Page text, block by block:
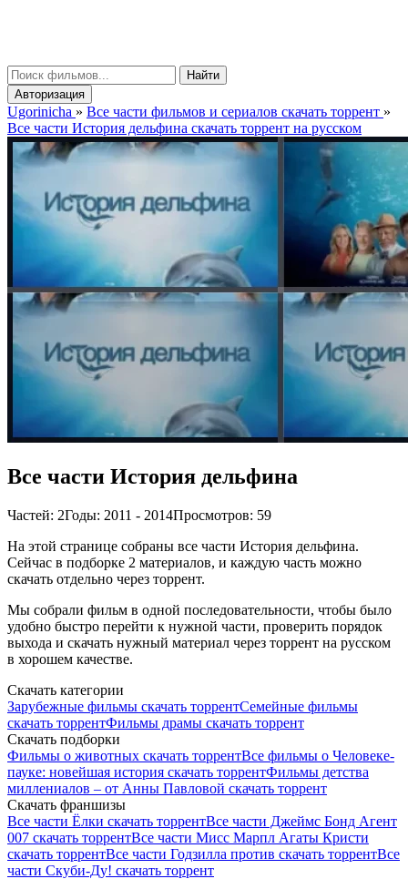
Найти
Авторизация
Ugorinicha » Все части фильмов и сериалов скачать торрент »
Все части История дельфина скачать торрент на русском
Все части История дельфина
Частей: 2Годы: 2011 - 2014Просмотров: 59
На этой странице собраны все части История дельфина.
Сейчас в подборке 2 материалов, и каждую часть можно
скачать отдельно через торрент.
Мы собрали фильм в одной последовательности, чтобы было
удобно быстро перейти к нужной части, проверить порядок
выхода и скачать нужный материал через торрент на русском
в хорошем качестве.
Скачать категории
Зарубежные фильмы скачать торрентСемейные фильмы
скачать торрентФильмы драмы скачать торрент
Скачать подборки
Фильмы о животных скачать торрентВсе фильмы о Человеке-
пауке: новейшая история скачать торрентФильмы детства
миллениалов – от Анны Павловой скачать торрент
Скачать франшизы
Все части Ёлки скачать торрентВсе части Джеймс Бонд Агент
007 скачать торрентВсе части Мисс Марпл Агаты Кристи
скачать торрентВсе части Годзилла против скачать торрентВсе
части Скуби-Ду! скачать торрент